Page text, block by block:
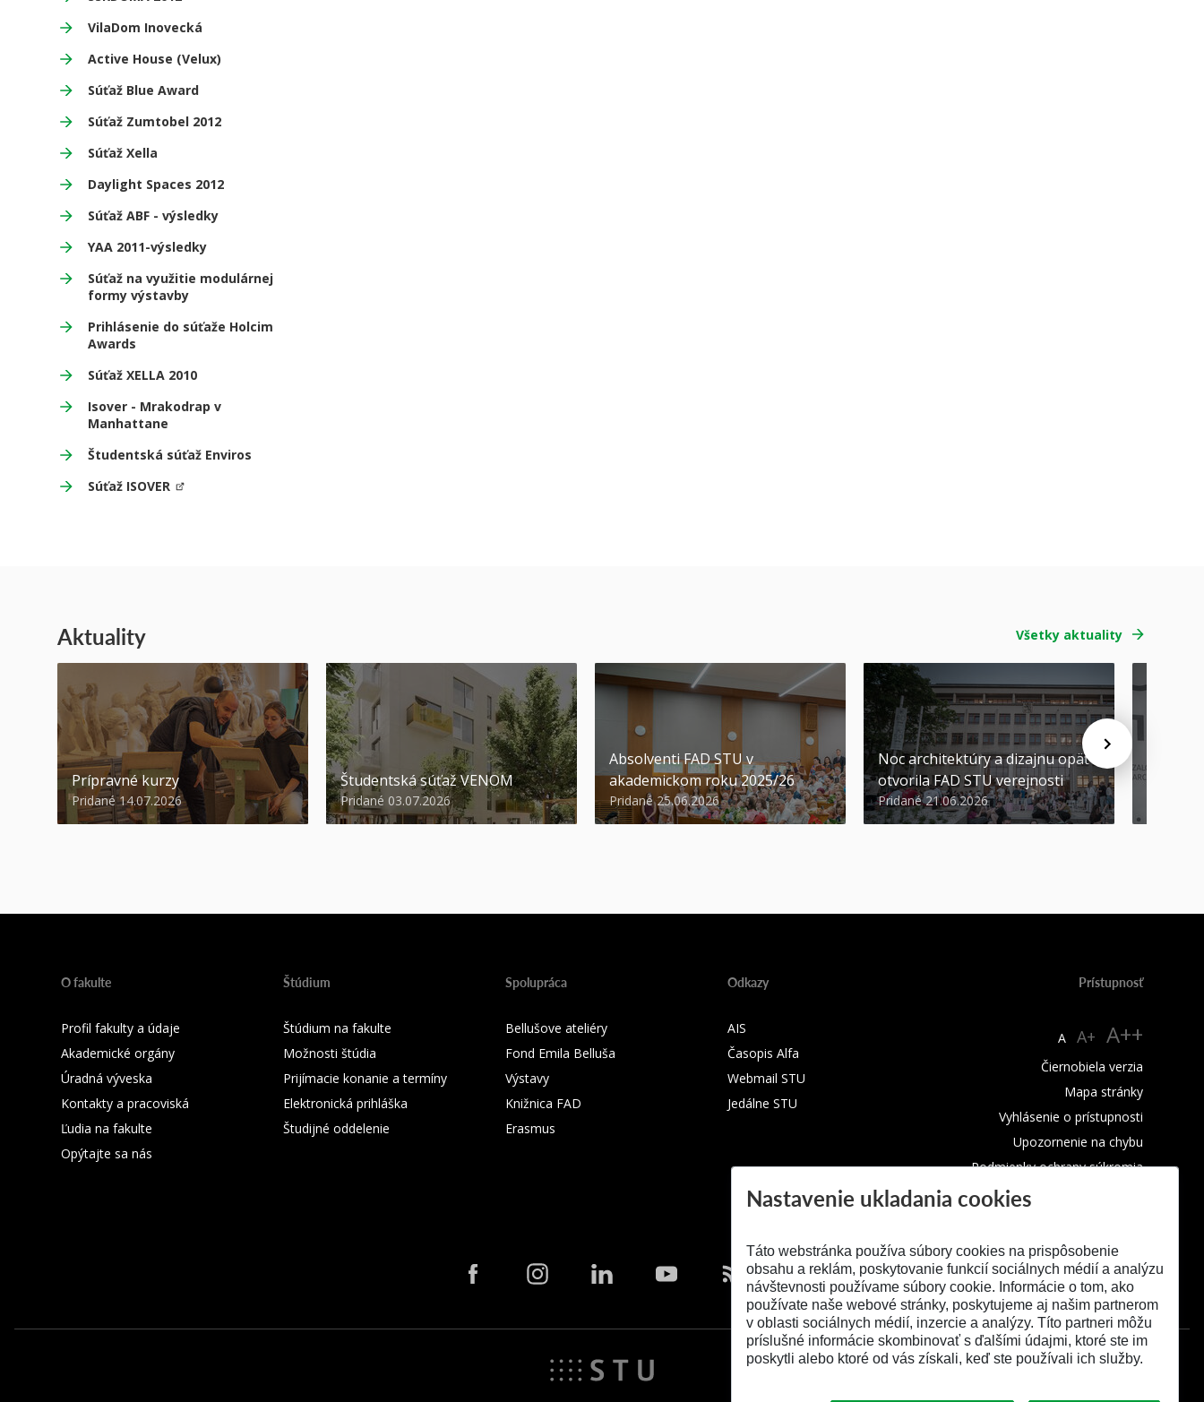
VilaDom Inovecká
Active House (Velux)
Súťaž Blue Award
Súťaž Zumtobel 2012
Súťaž Xella
Daylight Spaces 2012
Súťaž ABF - výsledky
YAA 2011-výsledky
Súťaž na využitie modulárnej
formy výstavby
Prihlásenie do súťaže Holcim
Awards
Súťaž XELLA 2010
Isover - Mrakodrap v
Manhattane
Študentská súťaž Enviros
Súťaž ISOVER
Aktuality Všetky aktuality
Prípravné kurzy
Pridané 14.07.2026
Študentská súťaž VENOM
Pridané 03.07.2026
Absolventi FAD STU v
akademickom roku 2025/26
Pridané 25.06.2026
Noc architektúry a dizajnu opäť
otvorila FAD STU verejnosti
Pridané 21.06.2026
O fakulte
Profil fakulty a údaje
Akademické orgány
Úradná výveska
Kontakty a pracoviská
Ľudia na fakulte
Opýtajte sa nás
Štúdium
Štúdium na fakulte
Možnosti štúdia
Prijímacie konanie a termíny
Elektronická prihláška
Študijné oddelenie
Spolupráca
Bellušove ateliéry
Fond Emila Belluša
Výstavy
Knižnica FAD
Erasmus
Odkazy
AIS
Časopis Alfa
Webmail STU
Jedálne STU
Prístupnosť
A A+ A++
Čiernobiela verzia
Mapa stránky
Vyhlásenie o prístupnosti
Upozornenie na chybu
Podmienky ochrany súkromia
Nastavenie ukladania cookies
Táto webstránka používa súbory cookies na prispôsobenie
obsahu a reklám, poskytovanie funkcií sociálnych médií a analýzu
návštevnosti používame súbory cookie. Informácie o tom, ako
používate naše webové stránky, poskytujeme aj našim partnerom
v oblasti sociálnych médií, inzercie a analýzy. Títo partneri môžu
príslušné informácie skombinovať s ďalšími údajmi, ktoré ste im
poskytli alebo ktoré od vás získali, keď ste používali ich služby.